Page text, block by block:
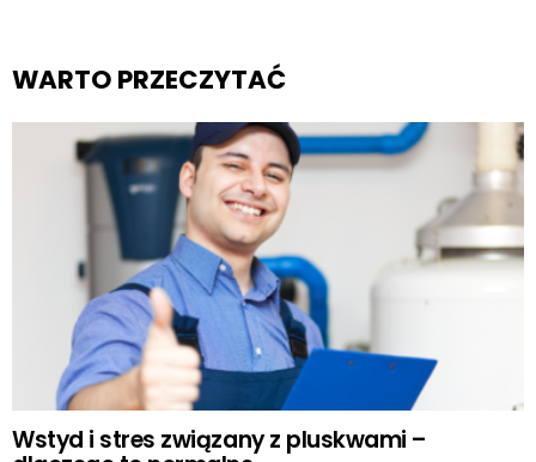
WARTO PRZECZYTAĆ
Wstyd i stres związany z pluskwami –